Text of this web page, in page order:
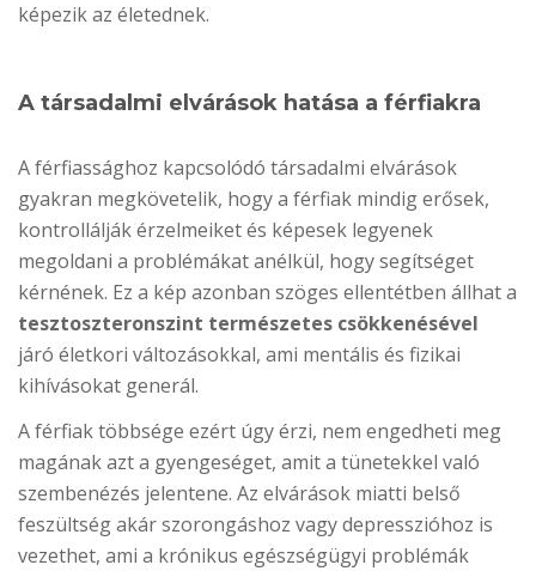
képezik az életednek.
A társadalmi elvárások hatása a férfiakra
A férfiassághoz kapcsolódó társadalmi elvárások
gyakran megkövetelik, hogy a férfiak mindig erősek,
kontrollálják érzelmeiket és képesek legyenek
megoldani a problémákat anélkül, hogy segítséget
kérnének. Ez a kép azonban szöges ellentétben állhat a
tesztoszteronszint természetes csökkenésével
járó életkori változásokkal, ami mentális és fizikai
kihívásokat generál.
A férfiak többsége ezért úgy érzi, nem engedheti meg
magának azt a gyengeséget, amit a tünetekkel való
szembenézés jelentene. Az elvárások miatti belső
feszültség akár szorongáshoz vagy depresszióhoz is
vezethet, ami a krónikus egészségügyi problémák